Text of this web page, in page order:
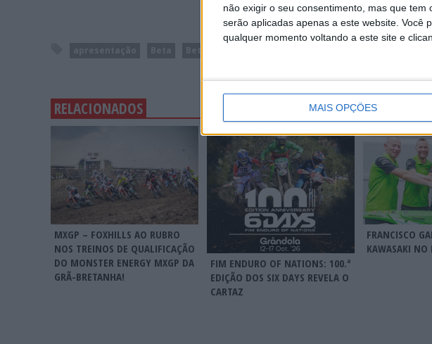
não exigir o seu consentimento, mas que
serão aplicadas apenas a este website. Você
qualquer momento voltando a este site e
MAIS OPÇÕES
RELACIONADOS
MXGP – FOXHILLS AO RUBRO
NOS TREINOS DE QUALIFICAÇÃO
DO MONSTER ENERGY MXGP DA
GRÃ-BRETANHA!
FIM ENDURO OF NATIONS: 100.ª
EDIÇÃO DOS SIX DAYS REVELA O
CARTAZ
FRANCISCO
KAWASAKI NO